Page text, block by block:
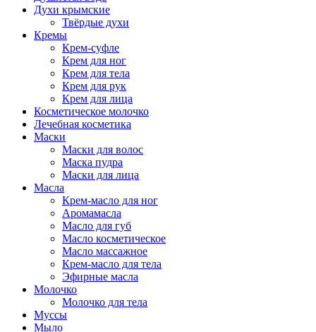
Духи крымские
Твёрдые духи
Кремы
Крем-суфле
Крем для ног
Крем для тела
Крем для рук
Крем для лица
Косметическое молочко
Лечебная косметика
Маски
Маски для волос
Маска пудра
Маски для лица
Масла
Крем-масло для ног
Аромамасла
Масло для губ
Масло косметическое
Масло массажное
Крем-масло для тела
Эфирные масла
Молочко
Молочко для тела
Муссы
Мыло